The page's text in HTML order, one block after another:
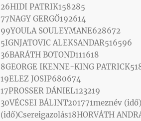
26HIDI PATRIK158285
77NAGY GERGŐ192614
99YOULA SOULEYMANE628672
5IGNJATOVIC ALEKSANDAR516596
36BARÁTH BOTOND111618
8GEORGE IKENNE-KING
19ELEZ JOSIP680674
17PROSSER DÁNIEL123219
30VÉCSEI BÁLINT201771meznév
(idő)Csereigazolás18HORVÁTH